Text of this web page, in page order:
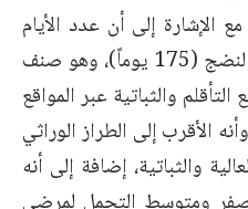
الإشارة إلى أن عدد الأيام
اللازمة للإسبال (125 يوماً) والنضج (175 يوماً)، وهو صنف
والثباتية عبر المواقع
الأقرب إلى الطراز الوراثي
والثباتية، إضافة إلى أنه